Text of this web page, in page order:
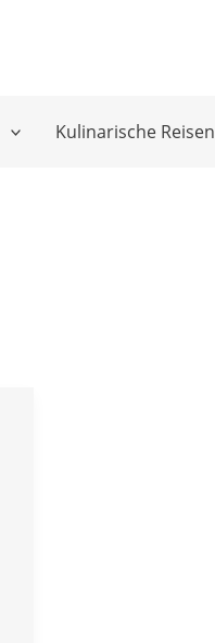
Kulinarische Reisen